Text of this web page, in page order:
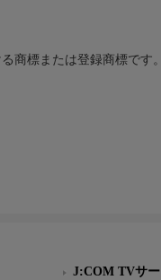
商標または登録商標です。
J:COM TVサ